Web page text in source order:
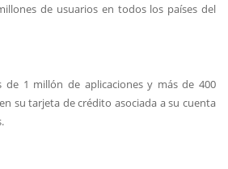
de usuarios en todos los países del
de 1 millón de aplicaciones y más de 400
su tarjeta de crédito asociada a su cuenta